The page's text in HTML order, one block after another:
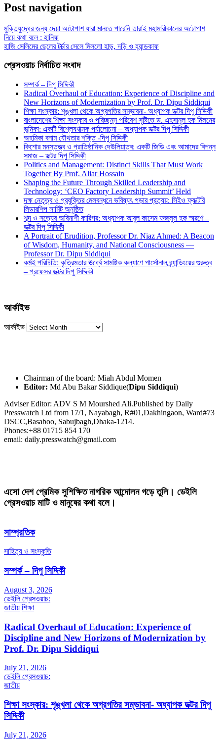
Post navigation
মুক্তিযুদ্ধের জন্য দেয়া অটোপাশ যারা মানতে পারেনি তারাই মহামারীকালের অটোপাশ
নিয়ে কথা বলে : হানিফ
হাজি সেলিমের ছেলের টর্চার সেলে মিললো হাড়, দড়ি ও হ্যান্ডকাফ
প্রেসওয়াচ নির্বাচিত সংবাদ
সম্পর্ক – দিপু সিদ্দিকী
Radical Overhaul of Education: Experience of Discipline and
New Horizons of Modernization by Prof. Dr. Dipu Siddiqui
শিক্ষা সংস্কার: শৃঙ্খলা থেকে অগ্রগতির সম্ভাবনা- অধ্যাপক ডক্টর দিপু সিদ্দিকী
বাংলাদেশের শিক্ষা সংস্কার ও পরিচ্ছন্ন পরিবেশ সৃষ্টিতে ড. এহসানুল হক মিলনের
ভূমিকা: একটি বিশ্লেষণাত্মক পর্যালোচনা – অধ্যাপক ডক্টর দিপু সিদ্দিকী
অহমিকা বনাম যৌথতার শক্তি -দিপু সিদ্দিকী
কিশোর মনস্তত্ত্ব ও প্রাতিষ্ঠানিক দেউলিয়াত্ব: একটি জিডি এবং আমাদের বিপন্ন
সমাজ – ডক্টর দিপু সিদ্দিকী
Politics and Management: Distinct Skills That Must Work
Together By Prof. Aliar Hossain
Shaping the Future Through Skilled Leadership and
Technology: ‘CEO Factory Leadership Summit’ Held
দক্ষ নেতৃত্ব ও প্রযুক্তির মেলবন্ধনে ভবিষ্যৎ গড়ার প্রত্যয়: সিইও ফ্যাক্টরি
লিডারশিপ সামিট অনুষ্ঠিত
শব্দ ও সত্যের অবিনাশী কারিগর: অধ্যাপক আবুল কাসেম ফজলুল হক স্মরণে –
ডক্টর দিপু সিদ্দিকী
A Portrait of Erudition, Professor Dr. Niaz Ahmed: A Beacon
of Wisdom, Humanity, and National Consciousness —
Professor Dr. Dipu Siddiqui
কর্মই পরিচিতি: কৃত্রিমতার ঊর্ধ্বে সামষ্টিক কল্যাণে পার্সোনাল ব্র্যান্ডিংয়ের গুরুত্ব
– প্রফেসর ডক্টর দিপু সিদ্দিকী
আর্কাইভ
আর্কাইভ
Chairman of the board: Miah Abdul Momen
Editor: Md Abu Bakar Siddique(Dipu Siddiqui)
Adviser Editor: ADV S M Mourshed Ali.Published by Daily
Presswatch Ltd from 17/1, Nayabagh, R#01,Dakhingaon, Ward#73
DSCC,Basaboo, Sabujbagh,Dhaka-1214.
Phones:+88 01715 854 170
email: daily.presswatch@gmail.com
এসো দেশ প্রেমিক সুশিক্ষিত নাগরিক আন্দোলন গড়ে তুলি। ডেইলি
প্রেসওয়াচ মাটি ও মানুষের কথা বলে।
সাম্প্রতিক
সাহিত্য ও সংস্কৃতি
সম্পর্ক – দিপু সিদ্দিকী
August 3, 2026
ডেইলি প্রেসওয়াচ:
জাতীয় শিক্ষা
Radical Overhaul of Education: Experience of
Discipline and New Horizons of Modernization by
Prof. Dr. Dipu Siddiqui
July 21, 2026
ডেইলি প্রেসওয়াচ:
জাতীয়
শিক্ষা সংস্কার: শৃঙ্খলা থেকে অগ্রগতির সম্ভাবনা- অধ্যাপক ডক্টর দিপু
সিদ্দিকী
July 21, 2026